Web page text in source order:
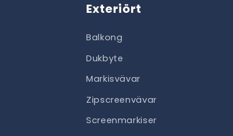
Exteriört
Balkong
Dukbyte
Markisvävar
Zipscreenvävar
Screenmarkiser